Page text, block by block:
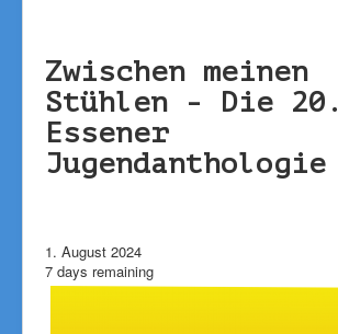
Zwischen meinen
Stühlen - Die 20.
Essener
Jugendanthologie
1. August 2024
7 days remaining